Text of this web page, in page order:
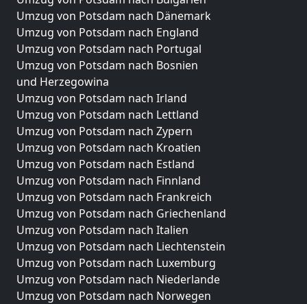
Umzug von Potsdam nach Dänemark
Umzug von Potsdam nach England
Umzug von Potsdam nach Portugal
Umzug von Potsdam nach Bosnien
und Herzegowina
Umzug von Potsdam nach Irland
Umzug von Potsdam nach Lettland
Umzug von Potsdam nach Zypern
Umzug von Potsdam nach Kroatien
Umzug von Potsdam nach Estland
Umzug von Potsdam nach Finnland
Umzug von Potsdam nach Frankreich
Umzug von Potsdam nach Griechenland
Umzug von Potsdam nach Italien
Umzug von Potsdam nach Liechtenstein
Umzug von Potsdam nach Luxemburg
Umzug von Potsdam nach Niederlande
Umzug von Potsdam nach Norwegen